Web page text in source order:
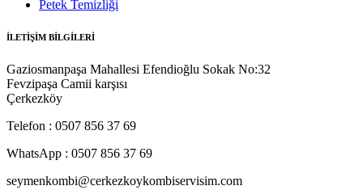
Petek Temizliği
İLETİŞİM BİLGİLERİ
Gaziosmanpaşa Mahallesi Efendioğlu Sokak No:32
Fevzipaşa Camii karşısı
Çerkezköy
Telefon : 0507 856 37 69
WhatsApp : 0507 856 37 69
seymenkombi@cerkezkoykombiservisim.com